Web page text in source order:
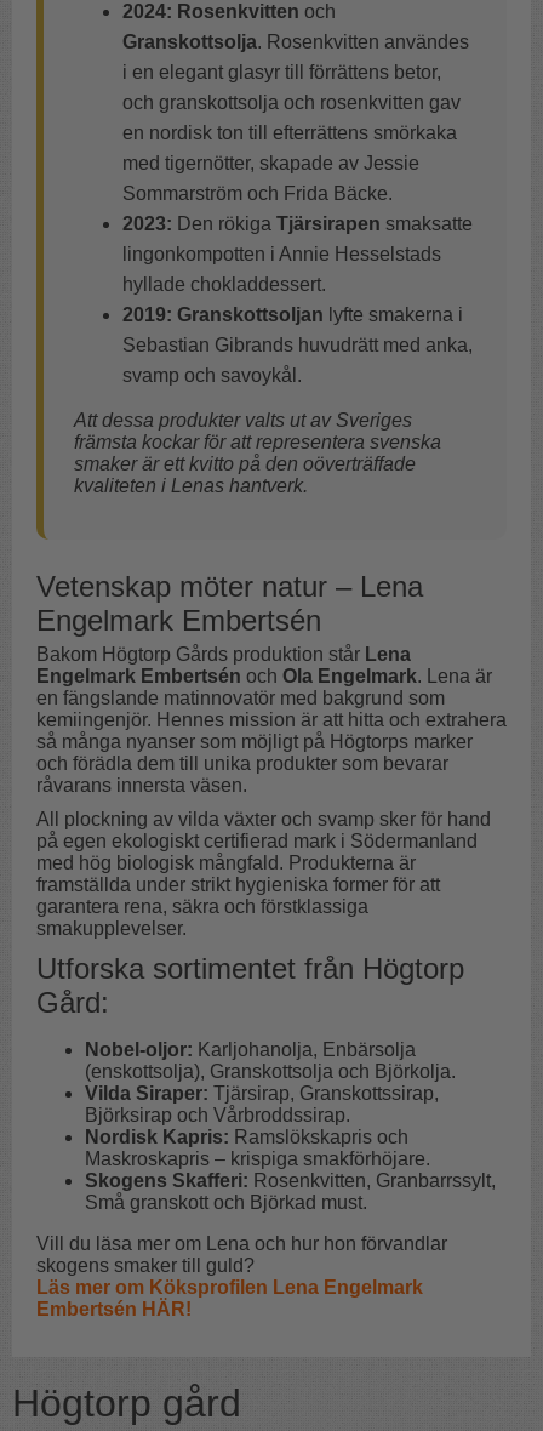
2024: Rosenkvitten och
Granskottsolja. Rosenkvitten användes
i en elegant glasyr till förrättens betor,
och granskottsolja och rosenkvitten gav
en nordisk ton till efterrättens smörkaka
med tigernötter, skapade av Jessie
Sommarström och Frida Bäcke.
2023: Den rökiga Tjärsirapen smaksatte
lingonkompotten i Annie Hesselstads
hyllade chokladdessert.
2019: Granskottsoljan lyfte smakerna i
Sebastian Gibrands huvudrätt med anka,
svamp och savoykål.
Att dessa produkter valts ut av Sveriges
främsta kockar för att representera svenska
smaker är ett kvitto på den oöverträffade
kvaliteten i Lenas hantverk.
Vetenskap möter natur – Lena
Engelmark Embertsén
Bakom Högtorp Gårds produktion står Lena
Engelmark Embertsén och Ola Engelmark. Lena är
en fängslande matinnovatör med bakgrund som
kemiingenjör. Hennes mission är att hitta och extrahera
så många nyanser som möjligt på Högtorps marker
och förädla dem till unika produkter som bevarar
råvarans innersta väsen.
All plockning av vilda växter och svamp sker för hand
på egen ekologiskt certifierad mark i Södermanland
med hög biologisk mångfald. Produkterna är
framställda under strikt hygieniska former för att
garantera rena, säkra och förstklassiga
smakupplevelser.
Utforska sortimentet från Högtorp
Gård:
Nobel-oljor: Karljohanolja, Enbärsolja
(enskottsolja), Granskottsolja och Björkolja.
Vilda Siraper: Tjärsirap, Granskottssirap,
Björksirap och Vårbroddssirap.
Nordisk Kapris: Ramslökskapris och
Maskroskapris – krispiga smakförhöjare.
Skogens Skafferi: Rosenkvitten, Granbarrssylt,
Små granskott och Björkad must.
Vill du läsa mer om Lena och hur hon förvandlar
skogens smaker till guld?
Läs mer om Köksprofilen Lena Engelmark
Embertsén HÄR!
Högtorp gård